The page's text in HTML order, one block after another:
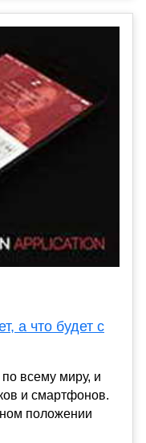
а что будет с
всему миру, и
и смартфонов.
положении